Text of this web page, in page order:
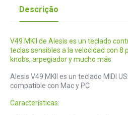
Descrição
V49 MKII de Alesis es un teclado
teclas sensibles a la velocidad con 8
knobs, arpegiador y mucho más
Alesis V49 MKII es un teclado MIDI
compatible con Mac y PC
Características: